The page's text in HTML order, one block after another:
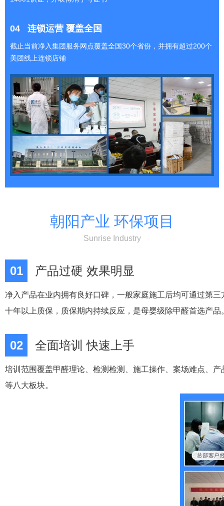
04 连锁运营 覆盖全国
截止当前净入集团服务网点覆盖全国30个省份，并拥有超过200个
美团线上连锁店铺
朝阳产业 环保项目
Sunrise Industry
01 产品过硬 效果明显
净入产品在业内拥有良好口碑，一般家庭施工后均可通过第三
十年以上质保，质保期内持续反应，是母婴级除甲醛首选产品
02 全面培训 快速上手
培训范围覆盖甲醛理论、检测检测、施工操作、案场难点、
等八大板块。